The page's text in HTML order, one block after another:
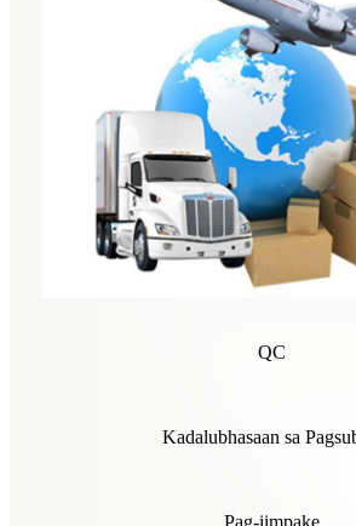
QC
Kadalubhasaan sa
Pag-iimpake